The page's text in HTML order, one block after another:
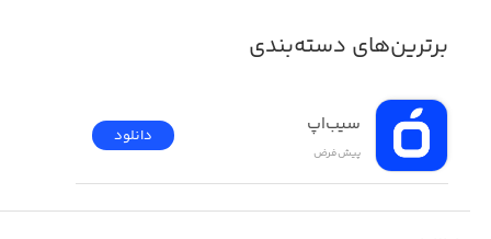
برترین‌های دسته‌بندی
سیب‌اپ
پیش‌فرض
دانلود